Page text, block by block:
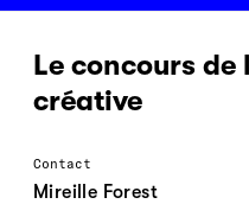
Le concours
créative
Contact
Mireille Forest